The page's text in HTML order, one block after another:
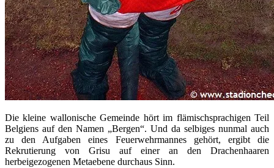
Die kleine wallonische Gemeinde hört im flämischsprachigen Teil
Belgiens auf den Namen „Bergen“. Und da selbiges nunmal auch
zu den Aufgaben eines Feuerwehrmannes gehört, ergibt die
Rekrutierung von Grisu auf einer an den Drachenhaaren
herbeigezogenen Metaebene durchaus Sinn.